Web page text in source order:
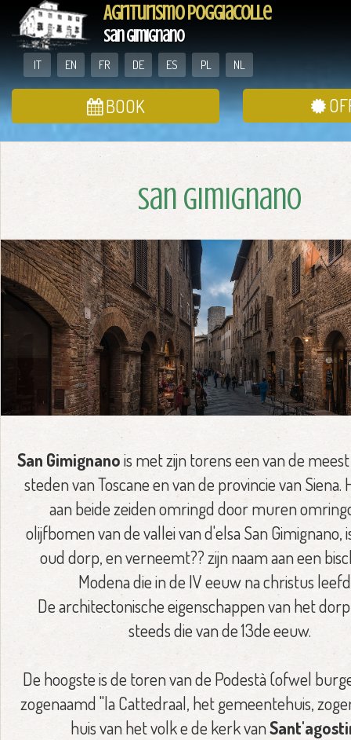
Agriturismo Poggiacolle
San Gimignano
IT EN FR DE ES PL NL
BOOK
San Gimignano
San Gimignanois met zijn torens een van de
steden van Toscane en van de provincie van Siena.
aan beide zeiden omringd door muren
olijfbomen van de vallei van d'elsa San Gimignano,
oud dorp, en verneemt?? zijn naam aan een
Modena die in de IV eeuw na christus
De architectonische eigenschappen van het
steeds die van de 13de eeuw.
De hoogste is de toren van de Podestà (ofwel
zogenaamd "la Cattedraal, het gemeentehuis,
huis van het volk e de kerk van